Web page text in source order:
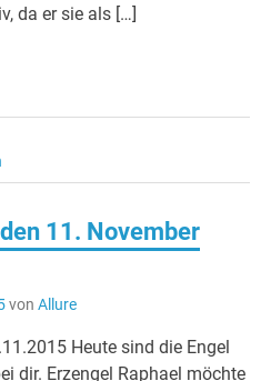
da er sie als […]
11. November
von Allure
Heute sind die Engel
dir. Erzengel Raphael möchte